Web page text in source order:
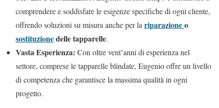
comprendere e soddisfare le esigenze specifiche di ogni cliente,
offrendo soluzioni su misura anche per la riparazioneo
sostituzionedelle tapparelle.
Vasta Esperienza: Con oltre vent’anni di esperienza nel
settore, comprese le tapparelle blindate, Eugenio offre un livello
di competenza che garantisce la massima qualità in ogni
progetto.